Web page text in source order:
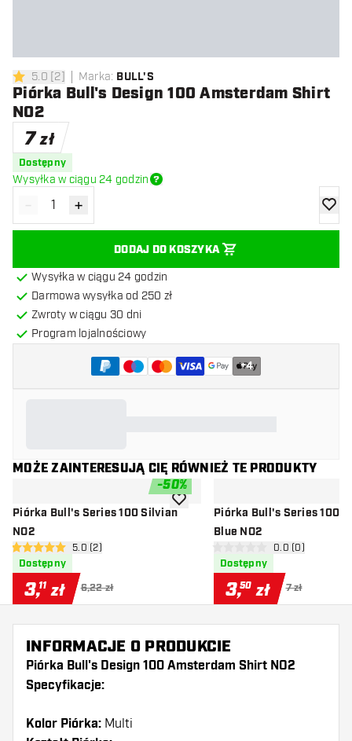
5 gwiazdki oceny
5.0 [2] Marka: BULL'S
Piórka Bull's Design 100 Amsterdam Shirt
NO2
7 zł
Dostępny
Wysyłka w ciągu 24 godzin
Zmniejsz ilość
- Zwiększ ilość
+
DODAJ DO KOSZYKA
Wysyłka w ciągu 24 godzin
Darmowa wysyłka od 250 zł
Zwroty w ciągu 30 dni
Program lojalnościowy
+4
MOŻE ZAINTERESUJĄ CIĘ RÓWNIEŻ TE PRODUKTY
-50%
Piórka Bull's Series 100 Silvian
NO2
otwórz panel recenzji
5 gwiazdki oceny5.0 (2)
Dostępny
3,11 zł 6,22 zł
dodaj do listy życzeń
Piórka Bull's Series 100
Blue NO2
otwórz panel
0 gwiazdki oceny0.0 (0)
Dostępny
3,50 zł 7 zł
INFORMACJE O PRODUKCIE
Piórka Bull's Design 100 Amsterdam Shirt NO2
Specyfikacje:
Kolor Piórka: Multi